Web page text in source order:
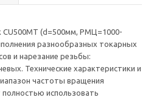
(d=500мм, РМЦ=1000-
разнообразных токарных
и нарезание резьбы:
Технические характеристики и
частоты вращения
использовать